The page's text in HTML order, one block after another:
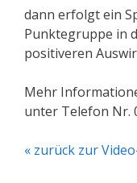
dann erfolgt ein
Punktegruppe in
positiveren
Mehr
unter Telefon Nr.
« zurück zur